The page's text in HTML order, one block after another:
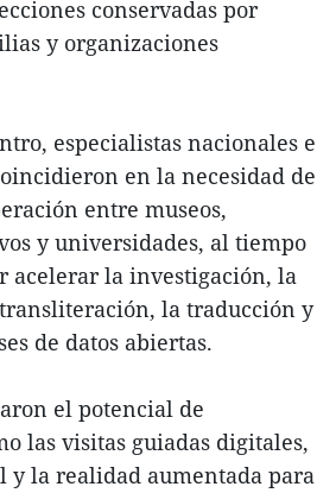
conservadas por
y organizaciones
especialistas nacionales e
en la necesidad de
entre museos,
y universidades, al tiempo
acelerar la investigación, la
la traducción y
de datos abiertas.
el potencial de
las visitas guiadas digitales,
la realidad aumentada para